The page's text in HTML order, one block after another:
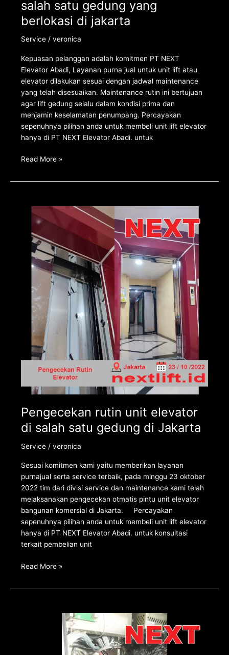
salah satu gedung yang
berlokasi di jakarta
Service/ veronica
Kepuasan pelanggan adalah komitmen PT NEXT
Elevator Abadi, Layanan purna jual untuk unit lift atau
elevator dilakukan sesuai dengan jadwal maintenance
yang telah disesuaikan. Maintenance rutin ini bertujuan
agar lift gedung selalu dalam kondisi prima dan
menjamin keselamatan penumpang. Percayakan
sepenuhnya pilihan anda untuk membeli unit lift elevator
hanya di PT NEXT Elevator Abadi. untuk
Read More »
Pengecekan rutin unit elevator
di salah satu gedung di Jakarta
Service/ veronica
Sesuai komitmen kami yaitu memberikan layanan
purnajual serta service terbaik, pada minggu 23 oktober
2022 tim dari divisi service dan maintenance kami telah
melaksanakan pengecekan otmatis pintu unit elevator
bangunan komersial di Jakarta. Percayakan
sepenuhnya pilihan anda untuk membeli unit lift elevator
hanya di PT NEXT Elevator Abadi. untuk konsultasi
terkait pembelian unit
Pengecekan
unit
elevator
salah
gedung
Jakarta
Read More »